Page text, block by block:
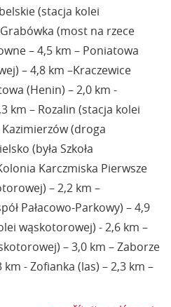
(stacja kolei
(most na rzece
– 4,5 km – Poniatowa
– 4,8 km –Kraczewice
(Henin) – 2,0 km -
km – Rozalin (stacja kolei
(droga
(była Szkoła
Karczmiska Pierwsze
– 2,2 km –
Pałacowo-Parkowy) – 4,9
wąskotorowej) - 2,6 km –
– 3,0 km – Zaborze
km - Zofianka (las) – 2,3 km –